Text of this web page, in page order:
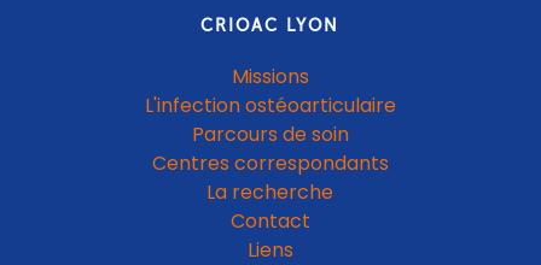
CRIOAC LYON
Missions
L'infection ostéoarticulaire
Parcours de soin
Centres correspondants
La recherche
Contact
Liens